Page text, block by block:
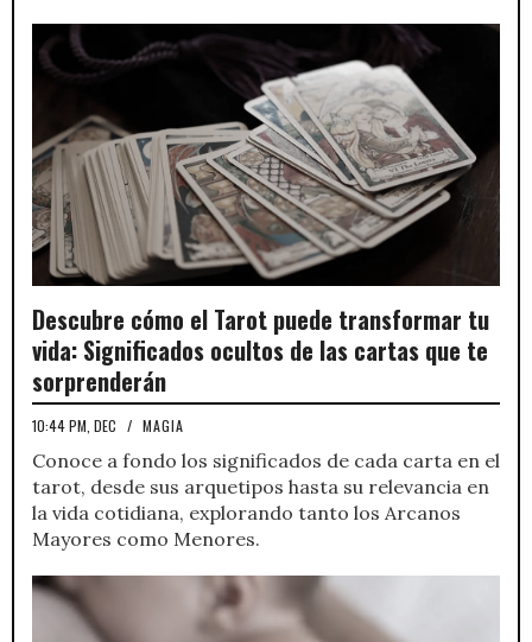
Descubre cómo el Tarot puede transformar tu
vida: Significados ocultos de las cartas que te
sorprenderán
10:44 PM, DEC / MAGIA
Conoce a fondo los significados de cada carta en el
tarot, desde sus arquetipos hasta su relevancia en
la vida cotidiana, explorando tanto los Arcanos
Mayores como Menores.